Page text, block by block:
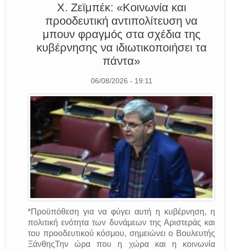
Χ. Ζεϊμπέκ: «Κοινωνία και
προοδευτική αντιπολίτευση να
μπουν φραγμός στα σχέδια της
κυβέρνησης να ιδιωτικοποιήσει τα
πάντα»
06/08/2026 - 19:11
*Προϋπόθεση για να φύγει αυτή η κυβέρνηση, η
πολιτική ενότητα των δυνάμεων της Αριστεράς και
του προοδευτικού κόσμου, σημειώνει ο Βουλευτής
ΞάνθηςΤην ώρα που η χώρα και η κοινωνία